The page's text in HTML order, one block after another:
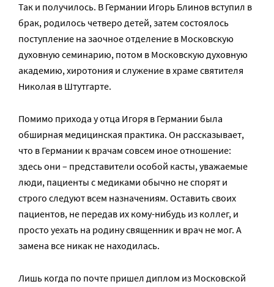
Так и получилось. В Германии Игорь Блинов вступил в
брак, родилось четверо детей, затем состоялось
поступление на заочное отделение в Московскую
духовную семинарию, потом в Московскую духовную
академию, хиротония и служение в храме святителя
Николая в Штутгарте.
Помимо прихода у отца Игоря в Германии была
обширная медицинская практика. Он рассказывает,
что в Германии к врачам совсем иное отношение:
здесь они – представители особой касты, уважаемые
люди, пациенты с медиками обычно не спорят и
строго следуют всем назначениям. Оставить своих
пациентов, не передав их кому-нибудь из коллег, и
просто уехать на родину священник и врач не мог. А
замена все никак не находилась.
Лишь когда по почте пришел диплом из Московской